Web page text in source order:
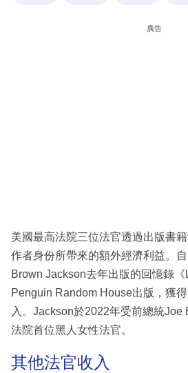
技
閱
專
區
廣告
美國最高法院三位法官透過出版書
作者身份所帶來的額外經濟利益。
Brown Jackson去年出版的回憶錄
Penguin Random House出版，獲
入。Jackson於2022年受前總統Joe
法院首位黑人女性法官。
其他法官收入